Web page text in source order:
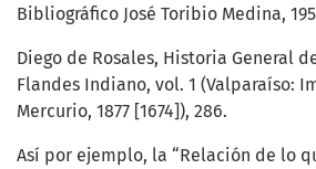
Bibliográfico José Toribio Medina,
Diego de Rosales, Historia General
Flandes Indiano, vol. 1 (Valparaíso:
Mercurio, 1877 [1674]), 286.
Así por ejemplo, la “Relación de lo